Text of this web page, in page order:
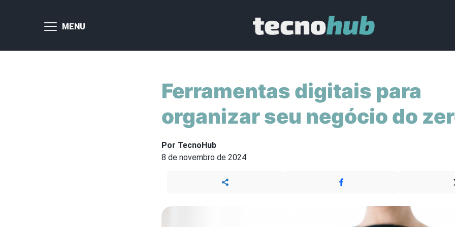
MENU
Ferramentas digitais para
organizar seu negócio do
Por TecnoHub
8 de novembro de 2024